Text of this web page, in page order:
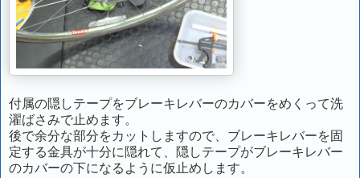
付属の隠しテープをブレーキレバーのカバーをめくって洗
濯ばさみで止めます。
後で余分な部分をカットしますので、ブレーキレバーを固
定する金具が十分に隠れて、隠しテープがブレーキレバー
のカバーの下になるように仮止めします。